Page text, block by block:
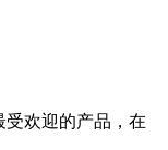
受欢迎的产品，在